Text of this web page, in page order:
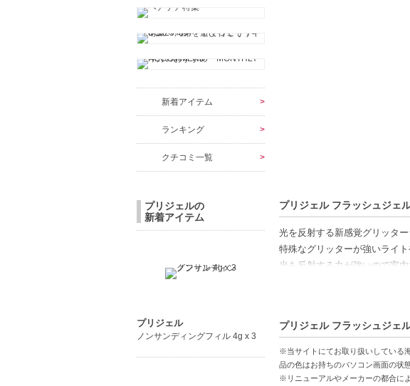
プリジェル フラッシュジェ
光を反射する新感覚グリッター
特殊なグリッターが強いライ
光を反射する力が強いので室
LED：約30秒
【商品の特徴】
光を反射するグリッター-特殊
プリジェル フラッシュジェ
※当サイトにてお取り扱いしている
品の色はお持ちのパソコン画面の状
※リニューアルやメーカーの都合に
新着アイテム
ランキング
クチコミ一覧
プリジェルの
新着アイテム
プリジェル
ノンサンディングフィル 4g x 3